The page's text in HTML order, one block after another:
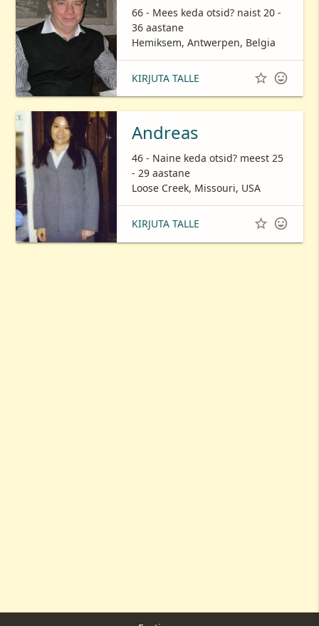
66 - Mees keda otsid? naist 20 -
36 aastane
Hemiksem, Antwerpen, Belgia
KIRJUTA TALLE  
Andreas
46 - Naine keda otsid? meest 25
- 29 aastane
Loose Creek, Missouri, USA
KIRJUTA TALLE  